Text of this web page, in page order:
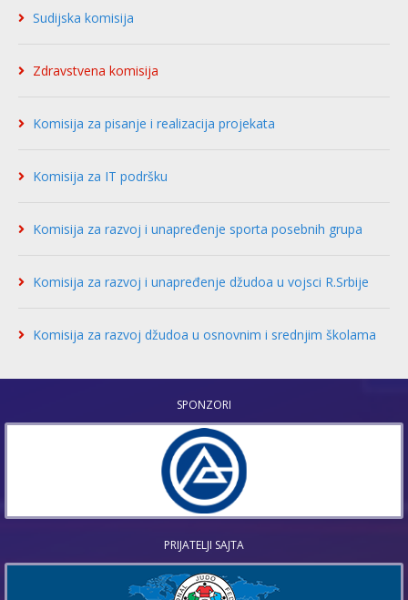
Sudijska komisija
Zdravstvena komisija
Komisija za pisanje i realizacija projekata
Komisija za IT podršku
Komisija za razvoj i unapređenje sporta posebnih grupa
Komisija za razvoj i unapređenje džudoa u vojsci R.Srbije
Komisija za razvoj džudoa u osnovnim i srednjim školama
SPONZORI
PRIJATELJI SAJTA